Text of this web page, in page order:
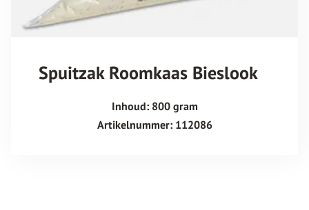
Spuitzak Roomkaas Bieslook
Inhoud: 800 gram
Artikelnummer: 112086